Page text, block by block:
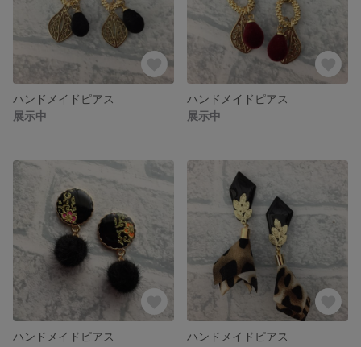
ハンドメイドピアス
展示中
ハンドメイドピアス
展示中
ハンドメイドピアス
ハンドメイドピアス